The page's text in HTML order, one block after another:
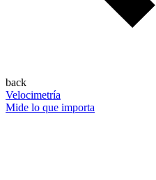
back
Velocimetría
Mide lo que importa